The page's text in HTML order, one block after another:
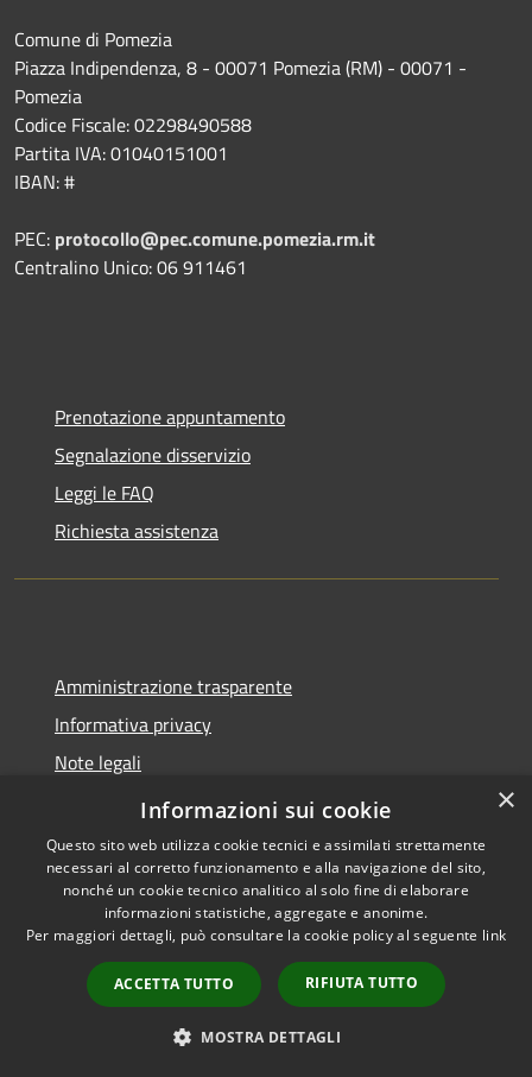
Comune di Pomezia
Piazza Indipendenza, 8 - 00071 Pomezia (RM) - 00071 -
Pomezia
Codice Fiscale: 02298490588
Partita IVA: 01040151001
IBAN: #
PEC: protocollo@pec.comune.pomezia.rm.it
Centralino Unico: 06 911461
Prenotazione appuntamento
Segnalazione disservizio
Leggi le FAQ
Richiesta assistenza
Amministrazione trasparente
Informativa privacy
Note legali
Dichiarazione di accessibilità
Accessibilità
Copyright © 2026 • Città di
Pomezia • Powered by
Municipium•
Accesso
redazione
×
Informazioni sui cookie
Questo sito web utilizza cookie tecnici e assimilati strettamente
necessari al corretto funzionamento e alla navigazione del sito,
nonché un cookie tecnico analitico al solo fine di elaborare
informazioni statistiche, aggregate e anonime.
Per maggiori dettagli, può consultare la cookie policy al seguente link
ACCETTA TUTTO RIFIUTA TUTTO
MOSTRA DETTAGLI